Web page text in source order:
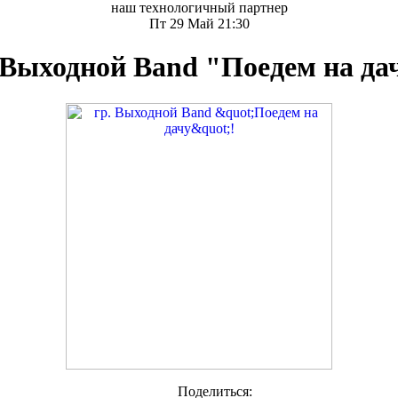
наш технологичный партнер
Пт 29 Май 21:30
Band "Поедем на
Поделиться: